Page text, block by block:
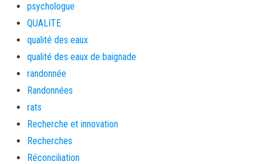
psychologue
QUALITE
qualité des eaux
qualité des eaux de baignade
randonnée
Randonnées
rats
Recherche et innovation
Recherches
Réconciliation